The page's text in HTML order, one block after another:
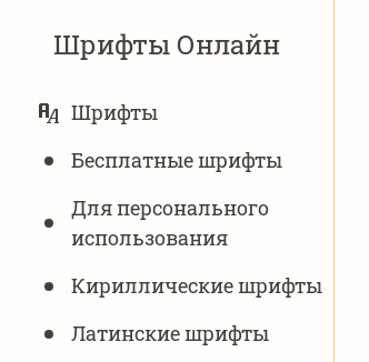
Шрифты Онлайн
НАВИГАЦИЯ
Шрифты
Бесплатные шрифты
Для персонального
использования
Кириллические шрифты
Латинские шрифты